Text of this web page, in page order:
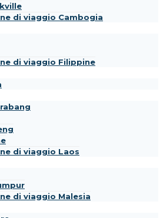
di viaggio Cambogia
di viaggio Filippine
di viaggio Laos
di viaggio Malesia